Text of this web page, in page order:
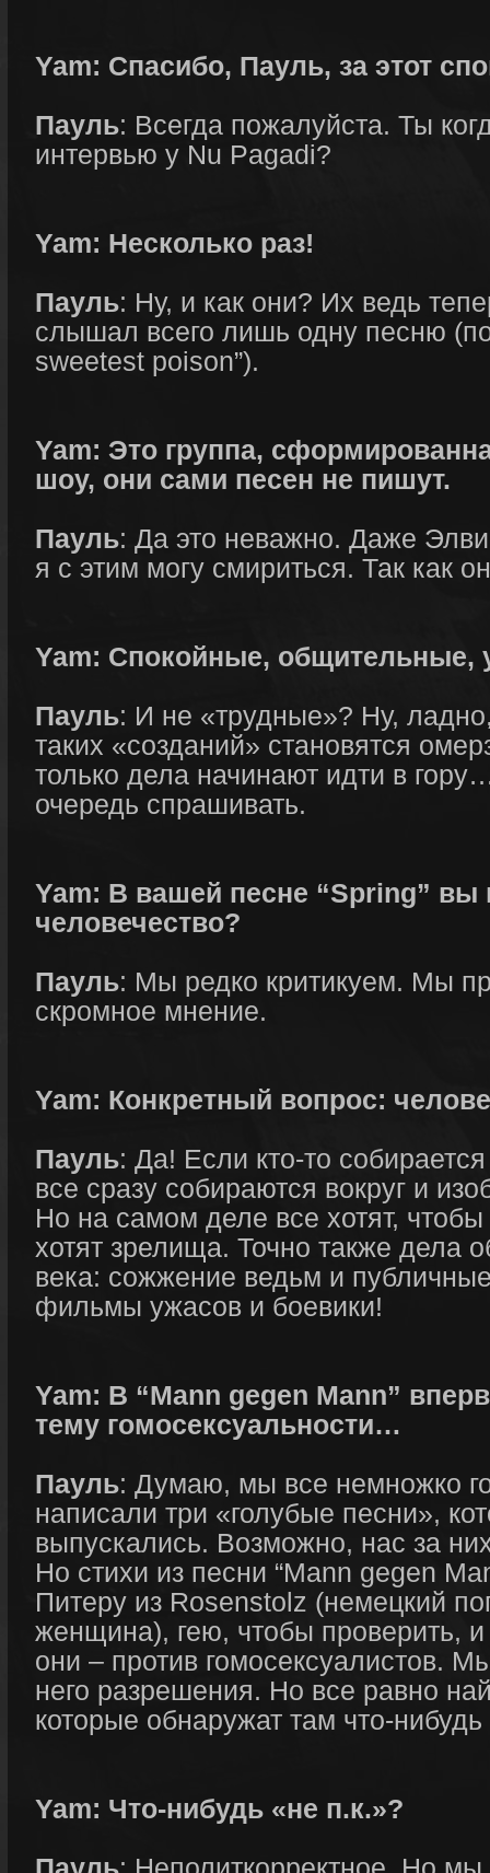
Yam: Спасибо, Пауль, за этот
Пауль: Всегда пожалуйста. Ты
интервью у Nu Pagadi?
Yam: Несколько раз!
Пауль: Ну, и как они? Их ведь
слышал всего лишь одну песню
sweetest poison”).
Yam: Это группа,
шоу, они сами песен не пишут.
Пауль: Да это неважно. Даже
я с этим могу смириться. Так как
Yam: Спокойные, общительные,
Пауль: И не «трудные»? Ну,
таких «созданий» становятся
только дела начинают идти в
очередь спрашивать.
Yam: В вашей песне “Spring” вы
человечество?
Пауль: Мы редко критикуем. Мы
скромное мнение.
Yam: Конкретный вопрос:
Пауль: Да! Если кто-то
все сразу собираются вокруг и
Но на самом деле все хотят,
хотят зрелища. Точно также дела
века: сожжение ведьм и
фильмы ужасов и боевики!
Yam: В “Mann gegen Mann”
тему гомосексуальности…
Пауль: Думаю, мы все немножко
написали три «голубые песни»,
выпускались. Возможно, нас за
Но стихи из песни “Mann gegen
Питеру из Rosenstolz (немецкий
женщина), гею, чтобы проверить, и
они – против гомосексуалистов.
него разрешения. Но все равно
которые обнаружат там что-нибудь
Yam: Что-нибудь «не п.к.»?